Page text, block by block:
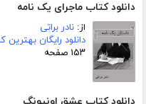
دانلود کتاب ماجرای یک نامه
از: نادر براتی
دانلود رایگان
۱۵۳ صفحه